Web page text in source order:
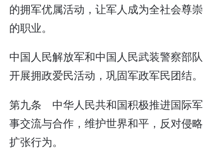
的拥军优属活动，让军人成为全社会尊崇
的职业。
中国人民解放军和中国人民武装警察部队
开展拥政爱民活动，巩固军政军民团结。
第九条 中华人民共和国积极推进国际军
事交流与合作，维护世界和平，反对侵略
扩张行为。